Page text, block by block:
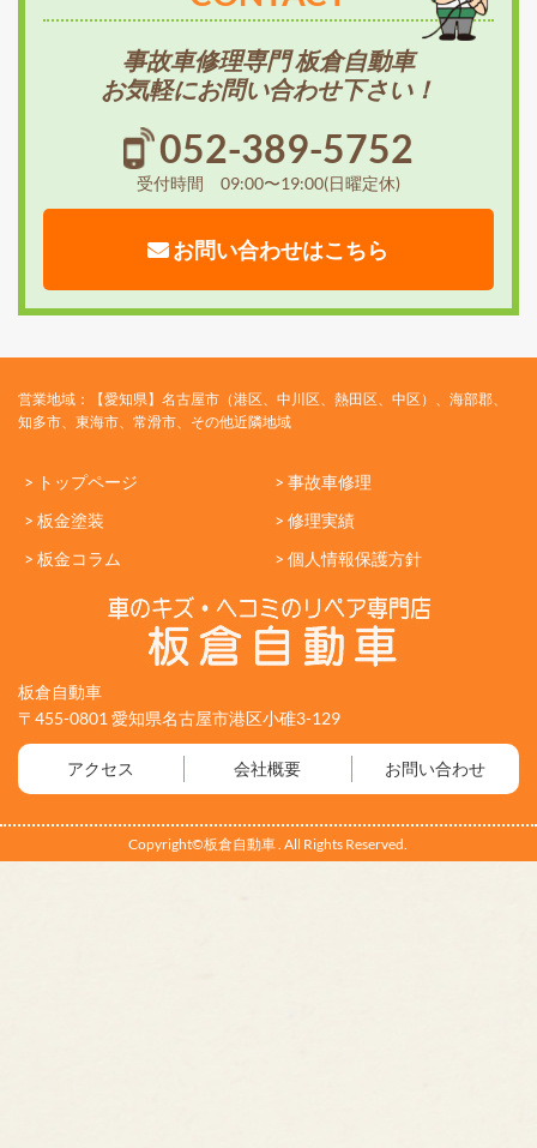
事故車修理専門 板倉自動車
お気軽にお問い合わせ下さい！
052-389-5752
受付時間 09:00〜19:00(日曜定休)
お問い合わせはこちら
営業地域：【愛知県】名古屋市（港区、中川区、熱田区、中区）、海部郡、
知多市、東海市、常滑市、その他近隣地域
> トップページ
> 事故車修理
> 板金塗装
> 修理実績
> 板金コラム
> 個人情報保護方針
板倉自動車
〒455-0801 愛知県名古屋市港区小碓3-129
アクセス 会社概要 お問い合わせ
Copyright©板倉自動車 . All Rights Reserved.